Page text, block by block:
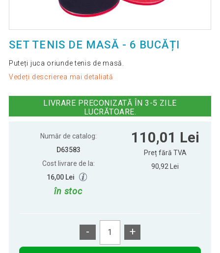
SET TENIS DE MASĂ - 6 BUCĂȚI
Puteți juca oriunde tenis de masă.
Vedeți descrierea mai detaliată
LIVRARE PRECONIZATĂ ÎN 3-5 ZILE
LUCRĂTOARE.
Număr de catalog:
D63583
Cost livrare de la:
16,00 Lei
în stoc
110,01 Lei
Preț fără TVA
90,92 Lei
- +